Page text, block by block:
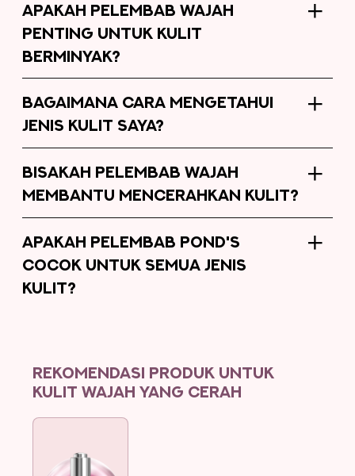
APAKAH PELEMBAB WAJAH
PENTING UNTUK KULIT
BERMINYAK?
BAGAIMANA CARA MENGETAHUI
JENIS KULIT SAYA?
BISAKAH PELEMBAB WAJAH
MEMBANTU MENCERAHKAN KULIT?
APAKAH PELEMBAB POND'S
COCOK UNTUK SEMUA JENIS
KULIT?
REKOMENDASI PRODUK UNTUK
KULIT WAJAH YANG CERAH